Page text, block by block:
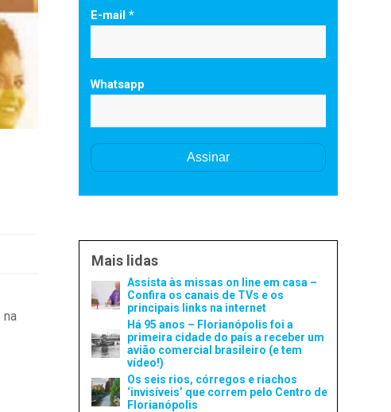
na
E-mail *
Whatsapp
Mais lidas
Assista às missas on line em casa –
Confira os canais de TVs e os
principais links na internet
Há 95 anos – Florianópolis foi a
primeira cidade do país a receber um
avião comercial brasileiro (e tem
vídeo!)
Os seis rios, córregos e riachos
‘invisíveis’ que correm pelo Centro de
Florianópolis